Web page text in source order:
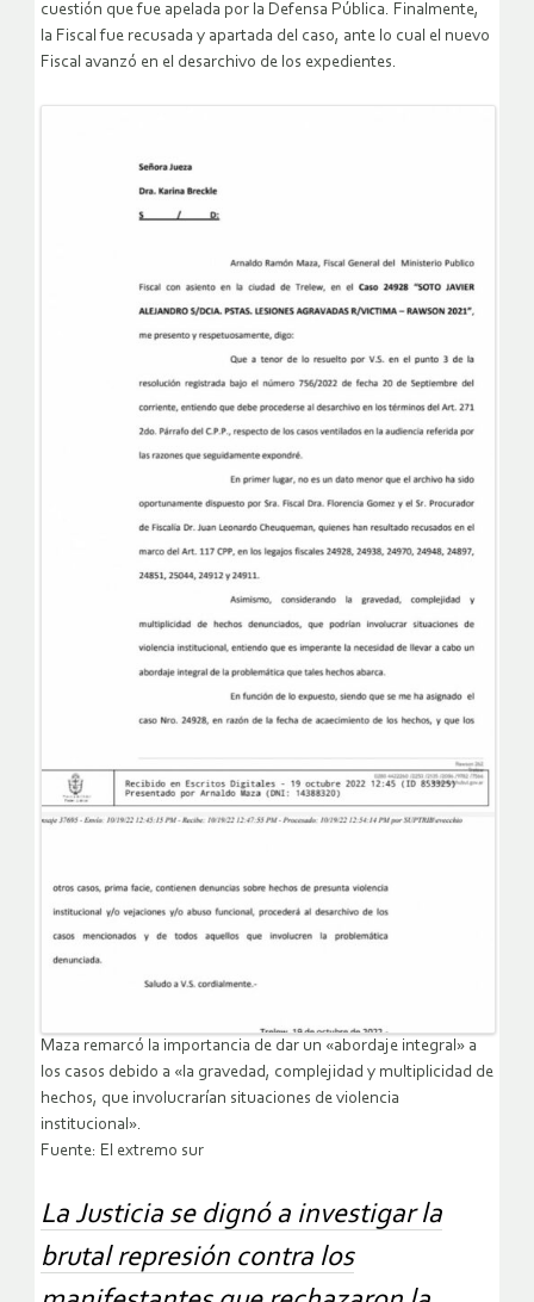
cuestión que fue apelada por la Defensa Pública. Finalmente,
la Fiscal fue recusada y apartada del caso, ante lo cual el nuevo
Fiscal avanzó en el desarchivo de los expedientes.
Maza remarcó la importancia de dar un «abordaje integral» a
los casos debido a «la gravedad, complejidad y multiplicidad de
hechos, que involucrarían situaciones de violencia
institucional».
Fuente: El extremo sur
La Justicia se dignó a investigar la
brutal represión contra los